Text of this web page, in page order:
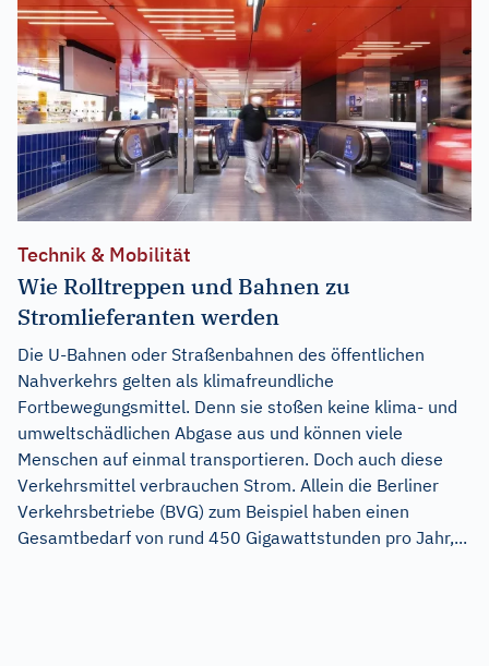
Technik & Mobilität
Wie Rolltreppen und Bahnen zu
Stromlieferanten werden
Die U-Bahnen oder Straßenbahnen des öffentlichen
Nahverkehrs gelten als klimafreundliche
Fortbewegungsmittel. Denn sie stoßen keine klima- und
umweltschädlichen Abgase aus und können viele
Menschen auf einmal transportieren. Doch auch diese
Verkehrsmittel verbrauchen Strom. Allein die Berliner
Verkehrsbetriebe (BVG) zum Beispiel haben einen
Gesamtbedarf von rund 450 Gigawattstunden pro Jahr,...